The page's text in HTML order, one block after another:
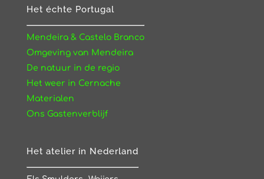
Het échte Portugal
Mendeira & Castelo Branco
Omgeving van Mendeira
De natuur in de regio
Het weer in Cernache
Materialen
Ons Gastenverblijf
Het atelier in Nederland